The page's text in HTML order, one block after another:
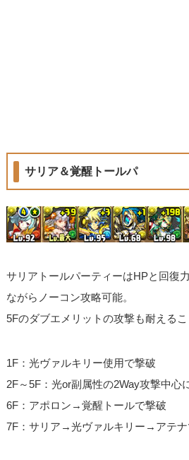
サリア＆覚醒トールパ
サリアトールパーティーはHPと回復
ながらノーコン攻略可能。
5Fのダブエメリットの攻撃も耐えるこ
1F：光ヴァルキリー使用で撃破
2F～5F：光or副属性の2Way攻撃中心
6F：アポロン→覚醒トールで撃破
7F：サリア→光ヴァルキリー→アテナ